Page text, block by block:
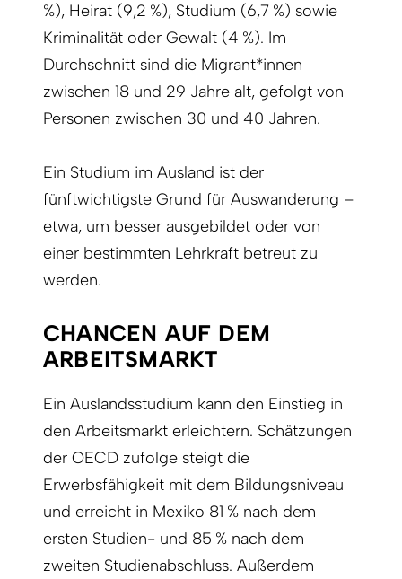
%), Heirat (9,2 %), Studium (6,7 %) sowie
Kriminalität oder Gewalt (4 %). Im
Durchschnitt sind die Migrant*innen
zwischen 18 und 29 Jahre alt, gefolgt von
Personen zwischen 30 und 40 Jahren.
Ein Studium im Ausland ist der
fünftwichtigste Grund für Auswanderung –
etwa, um besser ausgebildet oder von
einer bestimmten Lehrkraft betreut zu
werden.
CHANCEN AUF DEM
ARBEITSMARKT
Ein Auslandsstudium kann den Einstieg in
den Arbeitsmarkt erleichtern. Schätzungen
der OECD zufolge steigt die
Erwerbsfähigkeit mit dem Bildungsniveau
und erreicht in Mexiko 81 % nach dem
ersten Studien- und 85 % nach dem
zweiten Studienabschluss. Außerdem